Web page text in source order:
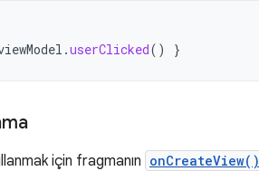
.userClicked() }
için fragmanın onCreateView()